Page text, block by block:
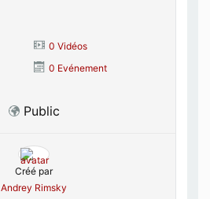
0 Vidéos
0 Evénement
Public
Créé par
Andrey Rimsky